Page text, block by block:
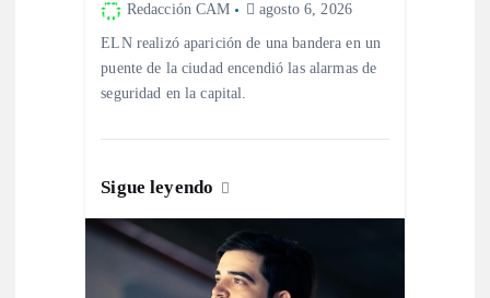
Redacción CAM agosto 6, 2026
ELN realizó aparición de una bandera en un
puente de la ciudad encendió las alarmas de
seguridad en la capital.
Sigue leyendo